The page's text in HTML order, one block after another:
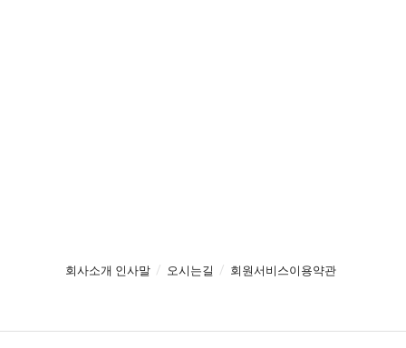
회사소개 인사말 오시는길 회원서비스이용약관